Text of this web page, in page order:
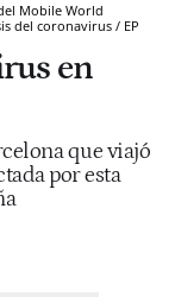
Mobile World
del coronavirus / EP
en
que viajó
por esta